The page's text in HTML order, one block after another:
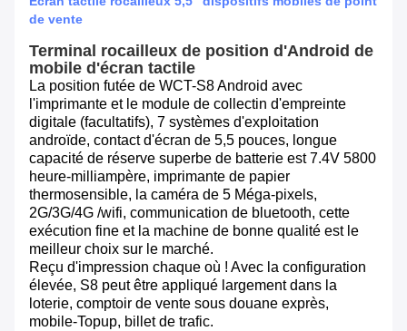
de vente
Terminal rocailleux de position d'Android de
mobile d'écran tactile
La position futée de WCT-S8 Android avec
l'imprimante et le module de collectin d'empreinte
digitale (facultatifs), 7 systèmes d'exploitation
androïde, contact d'écran de 5,5 pouces, longue
capacité de réserve superbe de batterie est 7.4V 5800
heure-milliampère, imprimante de papier
thermosensible, la caméra de 5 Méga-pixels,
2G/3G/4G /wifi, communication de bluetooth, cette
exécution fine et la machine de bonne qualité est le
meilleur choix sur le marché.
Reçu d'impression chaque où ! Avec la configuration
élevée, S8 peut être appliqué largement dans la
loterie, comptoir de vente sous douane exprès,
mobile-Topup, billet de trafic.